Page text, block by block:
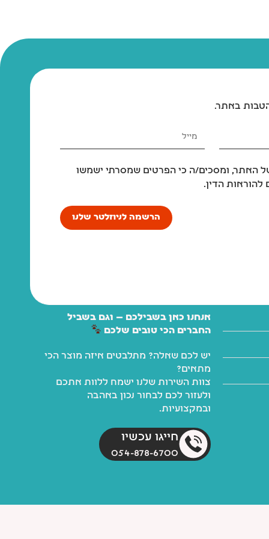
באתר.
האתר, ומסכים/ה כי הפרטים שמסרתי ישמשו
הדין.
הרשמה לניוזלטר שלנו
אנחנו כאן בשבילכם — וגם בשביל
החברים הכי טובים שלכם
יש לכם שאלה? מתלבטים איזה מוצר הכי
מתאים?
צוות השירות שלנו ישמח ללוות אתכם
ולעזור לכם לבחור נכון באהבה
ובמקצועיות.
חייגו עכשיו
054-878-6700